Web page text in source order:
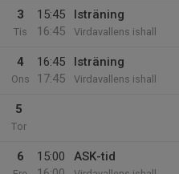
3
Tis
15:45
16:45
Isträning
Virdavallens ishall
4
Ons
16:45
17:45
Isträning
Virdavallens ishall
5
Tor
6
15:00
ASK-tid